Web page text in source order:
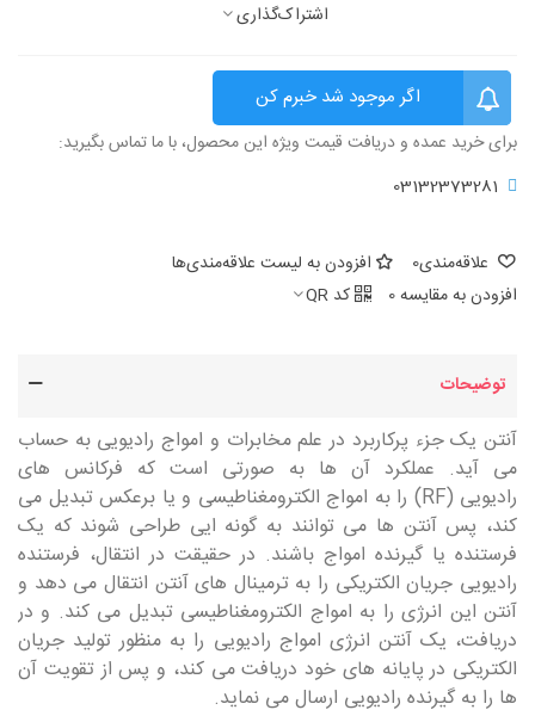
اشتراک‌گذاری
اگر موجود شد خبرم کن
برای خرید عمده و دریافت قیمت ویژه این محصول، با ما تماس بگیرید:
03132373281
علاقه‌مندی0
افزودن به لیست علاقه‌مندی‌ها
افزودن به مقایسه0 کد QR
توضیحات
آنتن یک جزء پرکاربرد در علم مخابرات و امواج رادیویی به حساب
می آید. عملکرد آن ها به صورتی است که فرکانس های
رادیویی (RF)
را به امواج الکترومغناطیسی و یا برعکس تبدیل می
کند، پس آنتن ها می توانند به گونه ایی طراحی شوند که یک
فرستنده یا گیرنده امواج باشند. در حقیقت در انتقال، فرستنده
رادیویی جریان الکتریکی را به ترمینال های آنتن انتقال می دهد و
آنتن این انرژی را به امواج الکترومغناطیسی تبدیل می کند. و در
دریافت، یک آنتن انرژی امواج رادیویی را به منظور تولید جریان
الکتریکی در پایانه های خود دریافت می کند، و پس از تقویت آن
ها را به گیرنده رادیویی ارسال می نماید.